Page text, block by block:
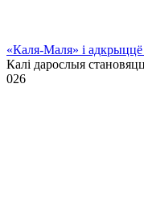
«Каля-Маля» і адкрыццё
Калі дарослыя
026